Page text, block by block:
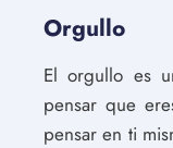
Orgullo
El orgullo es
pensar que
pensar en ti